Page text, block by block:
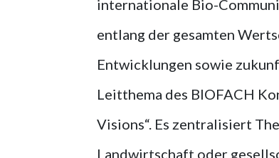
internationale Bio-
entlang der gesamten
Entwicklungen sowie
Leitthema des BIOFACH
Visions“. Es zentralisiert
Landwirtschaft oder